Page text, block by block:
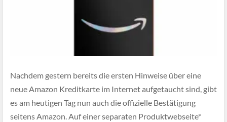
Nachdem gestern bereits die ersten Hinweise über eine
neue Amazon Kreditkarte im Internet aufgetaucht sind, gibt
es am heutigen Tag nun auch die offizielle Bestätigung
seitens Amazon. Auf einer separaten Produktwebseite*